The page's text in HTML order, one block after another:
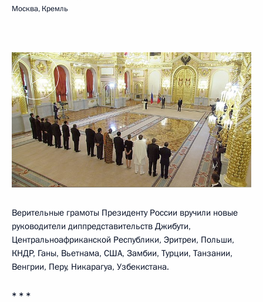
Москва, Кремль
Верительные грамоты Президенту России вручили новые
руководители диппредставительств Джибути,
Центральноафриканской Республики, Эритреи, Польши,
КНДР, Ганы, Вьетнама, США, Замбии, Турции, Танзании,
Венгрии, Перу, Никарагуа, Узбекистана.
* * *